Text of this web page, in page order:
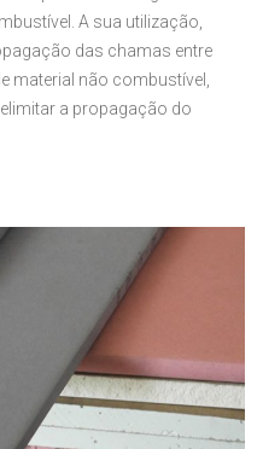
A sua utilização,
das chamas entre
material não combustível,
a propagação do